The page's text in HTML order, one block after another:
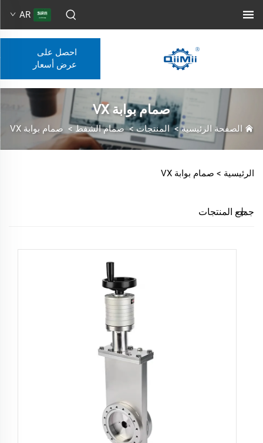
AR
احصل على
عرض أسعار
صمام بوابة VX
الصفحة الرئيسية>المنتجات>صمام الشفط> صمام بوابة VX
الرئيسية > صمام بوابة VX
جميع المنتجات